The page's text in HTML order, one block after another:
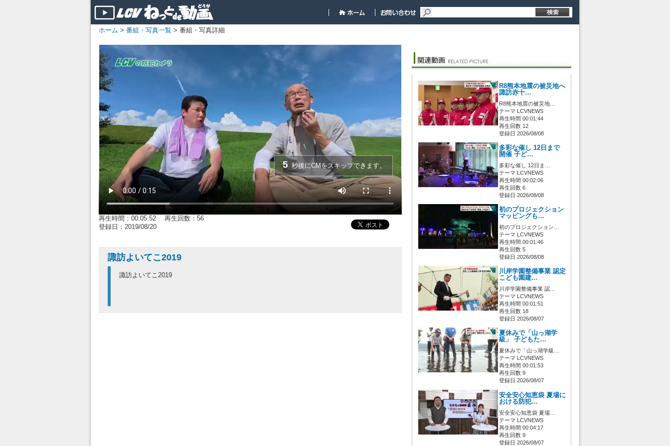
ホーム > 番組・写真一覧 > 番組・写真詳細
5 秒後にCMをスキップできます。
再生時間：00:05:52 再生回数：56
登録日：2019/08/20
諏訪よいてこ2019
諏訪よいてこ2019
R8熊本地震の被災地へ
諏訪赤十…
R8熊本地震の被災地…
テーマ LCVNEWS
再生時間 00:01:44
再生回数 12
登録日 2026/08/08
多彩な催し 12日まで
開催 子ど…
多彩な催し 12日ま…
テーマ LCVNEWS
再生時間 00:02:06
再生回数 6
登録日 2026/08/08
初のプロジェクション
マッピングも…
初のプロジェクション…
テーマ LCVNEWS
再生時間 00:01:46
再生回数 5
登録日 2026/08/08
川岸学園整備事業 認定
こども園建…
川岸学園整備事業 認…
テーマ LCVNEWS
再生時間 00:01:51
再生回数 18
登録日 2026/08/07
夏休みで「山っ湖学
級」 子どもた…
夏休みで「山っ湖学級…
テーマ LCVNEWS
再生時間 00:01:53
再生回数 9
登録日 2026/08/07
安全安心知恵袋 夏場に
おける防犯…
安全安心知恵袋 夏場…
テーマ LCVNEWS
再生時間 00:04:17
再生回数 9
登録日 2026/08/07